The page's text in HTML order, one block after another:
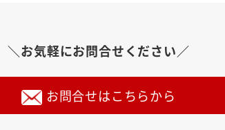
＼お気軽にお問合せください／
お問合せはこちらから